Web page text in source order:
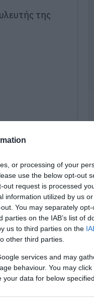
or processing of your
use the below opt-out
request is processed
information utilized by us
You may separately
on the IAB’s list of
us to third parties on the
other third parties.
services and may
behaviour. You may
data for below
της
151